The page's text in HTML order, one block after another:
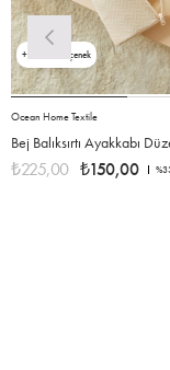
Ocean Home Textile
₺150,00
₺225,00